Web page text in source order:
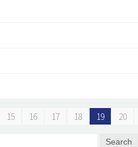
15 16 17 18 19 20
Search